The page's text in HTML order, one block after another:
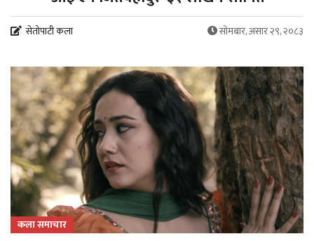
सेतोपाटी कला सोमबार, असार २९, २०८३
कला समाचार